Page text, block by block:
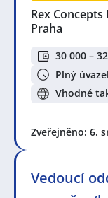
Rex Concepts
Praha
30 000 –
Plný
Vhodné
Zveřejněno: 6.
Vedoucí